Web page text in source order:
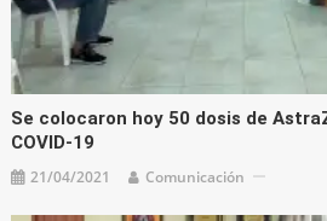
Se colocaron hoy 50 dosis de
COVID-19
21/04/2021 Comunicación